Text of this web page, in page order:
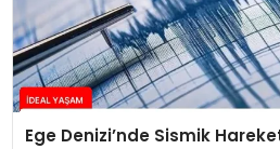
Ege Denizi’nde Sismik